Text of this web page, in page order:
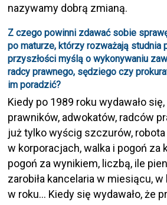
nazywamy dobrą zmianą.
Z czego powinni zdawać sobie
po maturze, którzy rozważają studnia
przyszłości myślą o wykonywaniu
radcy prawnego, sędziego czy
im poradzić?
Kiedy po 1989 roku wydawało się,
prawników, adwokatów, radców
już tylko wyścig szczurów, robota
w korporacjach, walka i pogoń za
pogoń za wynikiem, liczbą, ile
zarobiła kancelaria w miesiącu, w
w roku… Kiedy się wydawało, że